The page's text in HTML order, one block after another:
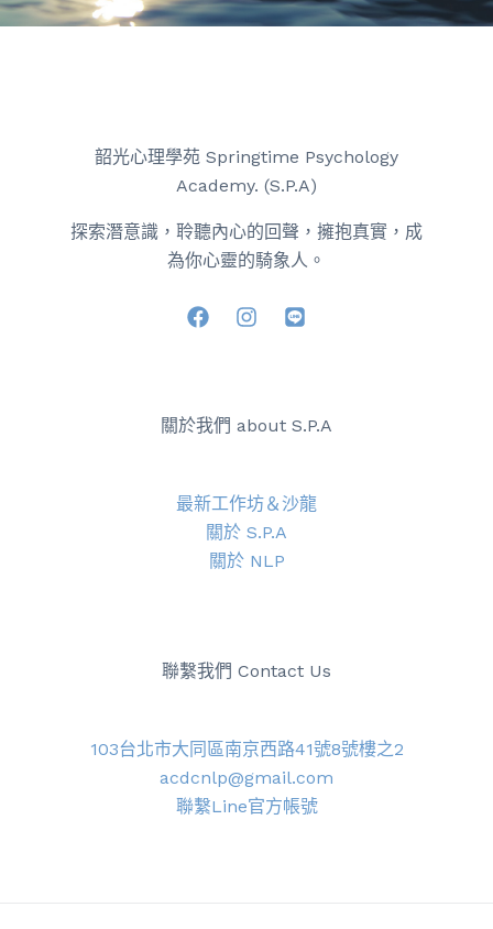
韶光心理學苑 Springtime Psychology
Academy. (S.P.A)
探索潛意識，聆聽內心的回聲，擁抱真實，成
為你心靈的騎象人。
關於我們 about S.P.A
最新工作坊＆沙龍
關於 S.P.A
關於 NLP
聯繫我們 Contact Us
103台北市大同區南京西路41號8號樓之2
acdcnlp@gmail.com
聯繫Line官方帳號